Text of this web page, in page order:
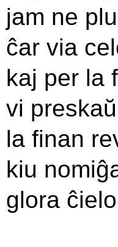
jam ne
ĉar via
kaj per la
vi
la finan
kiu
glora